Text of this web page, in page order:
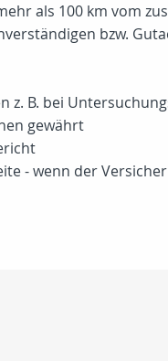
als 100 km vom
bzw.
z. B. bei
gewährt
- wenn der